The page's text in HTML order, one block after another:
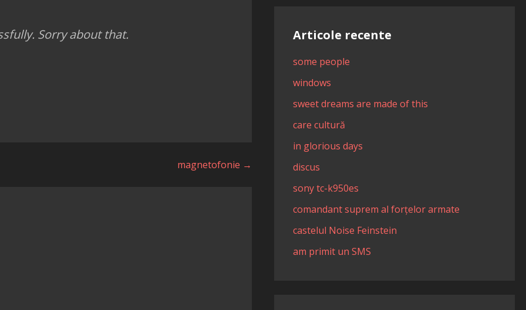
Sorry about that.
magnetofonie →
Articole recente
some people
windows
sweet dreams are made of this
care cultură
in glorious days
discus
sony tc-k950es
comandant suprem al forțelor armate
castelul Noise Feinstein
am primit un SMS